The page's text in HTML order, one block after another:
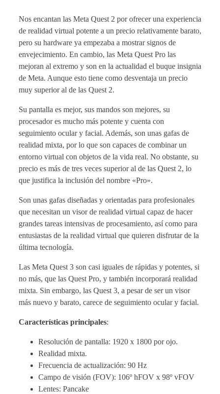
Nos encantan las Meta Quest 2 por ofrecer una experiencia
de realidad virtual potente a un precio relativamente barato,
pero su hardware ya empezaba a mostrar signos de
envejecimiento. En cambio, las Meta Quest Pro las
mejoran al extremo y son en la actualidad el buque insignia
de Meta. Aunque esto tiene como desventaja un precio
muy superior al de las Quest 2.
Su pantalla es mejor, sus mandos son mejores, su
procesador es mucho más potente y cuenta con
seguimiento ocular y facial. Además, son unas gafas de
realidad mixta, por lo que son capaces de combinar un
entorno virtual con objetos de la vida real. No obstante, su
precio es más de tres veces superior al de las Quest 2, lo
que justifica la inclusión del nombre «Pro».
Son unas gafas diseñadas y orientadas para profesionales
que necesitan un visor de realidad virtual capaz de hacer
grandes tareas intensivas de procesamiento, así como para
entusiastas de la realidad virtual que quieren disfrutar de la
última tecnología.
Las Meta Quest 3 son casi iguales de rápidas y potentes, si
no más, que las Quest Pro, y también incorporará realidad
mixta. Sin embargo, las Quest 3, a pesar de ser un visor
más nuevo y barato, carece de seguimiento ocular y facial.
Características principales:
Resolución de pantalla: 1920 x 1800 por ojo.
Realidad mixta.
Frecuencia de actualización: 90 Hz
Campo de visión (FOV): 106º hFOV x 98º vFOV
Lentes: Pancake